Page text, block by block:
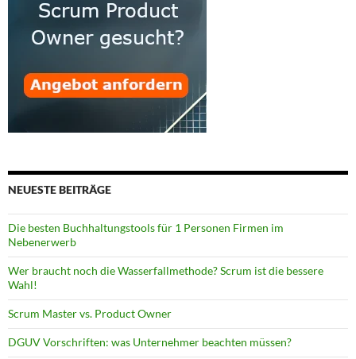
NEUESTE BEITRÄGE
Die besten Buchhaltungstools für 1 Personen Firmen im
Nebenerwerb
Wer braucht noch die Wasserfallmethode? Scrum ist die bessere
Wahl!
Scrum Master vs. Product Owner
DGUV Vorschriften: was Unternehmer beachten müssen?